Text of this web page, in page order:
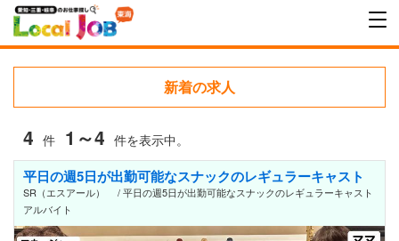
新着の求人
4 件 1～4 件を表示中。
平日の週5日が出勤可能なスナックのレギュラーキャスト
SR（エスアール） / 平日の週5日が出勤可能なスナックのレギュラーキャスト
アルバイト